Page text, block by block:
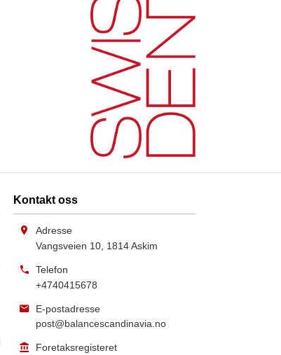
Kontakt oss
Adresse
Vangsveien 10 1814Askim
Telefon
+4740415678
E-postadresse
post@balancescandinavia.no
Foretaksregisteret